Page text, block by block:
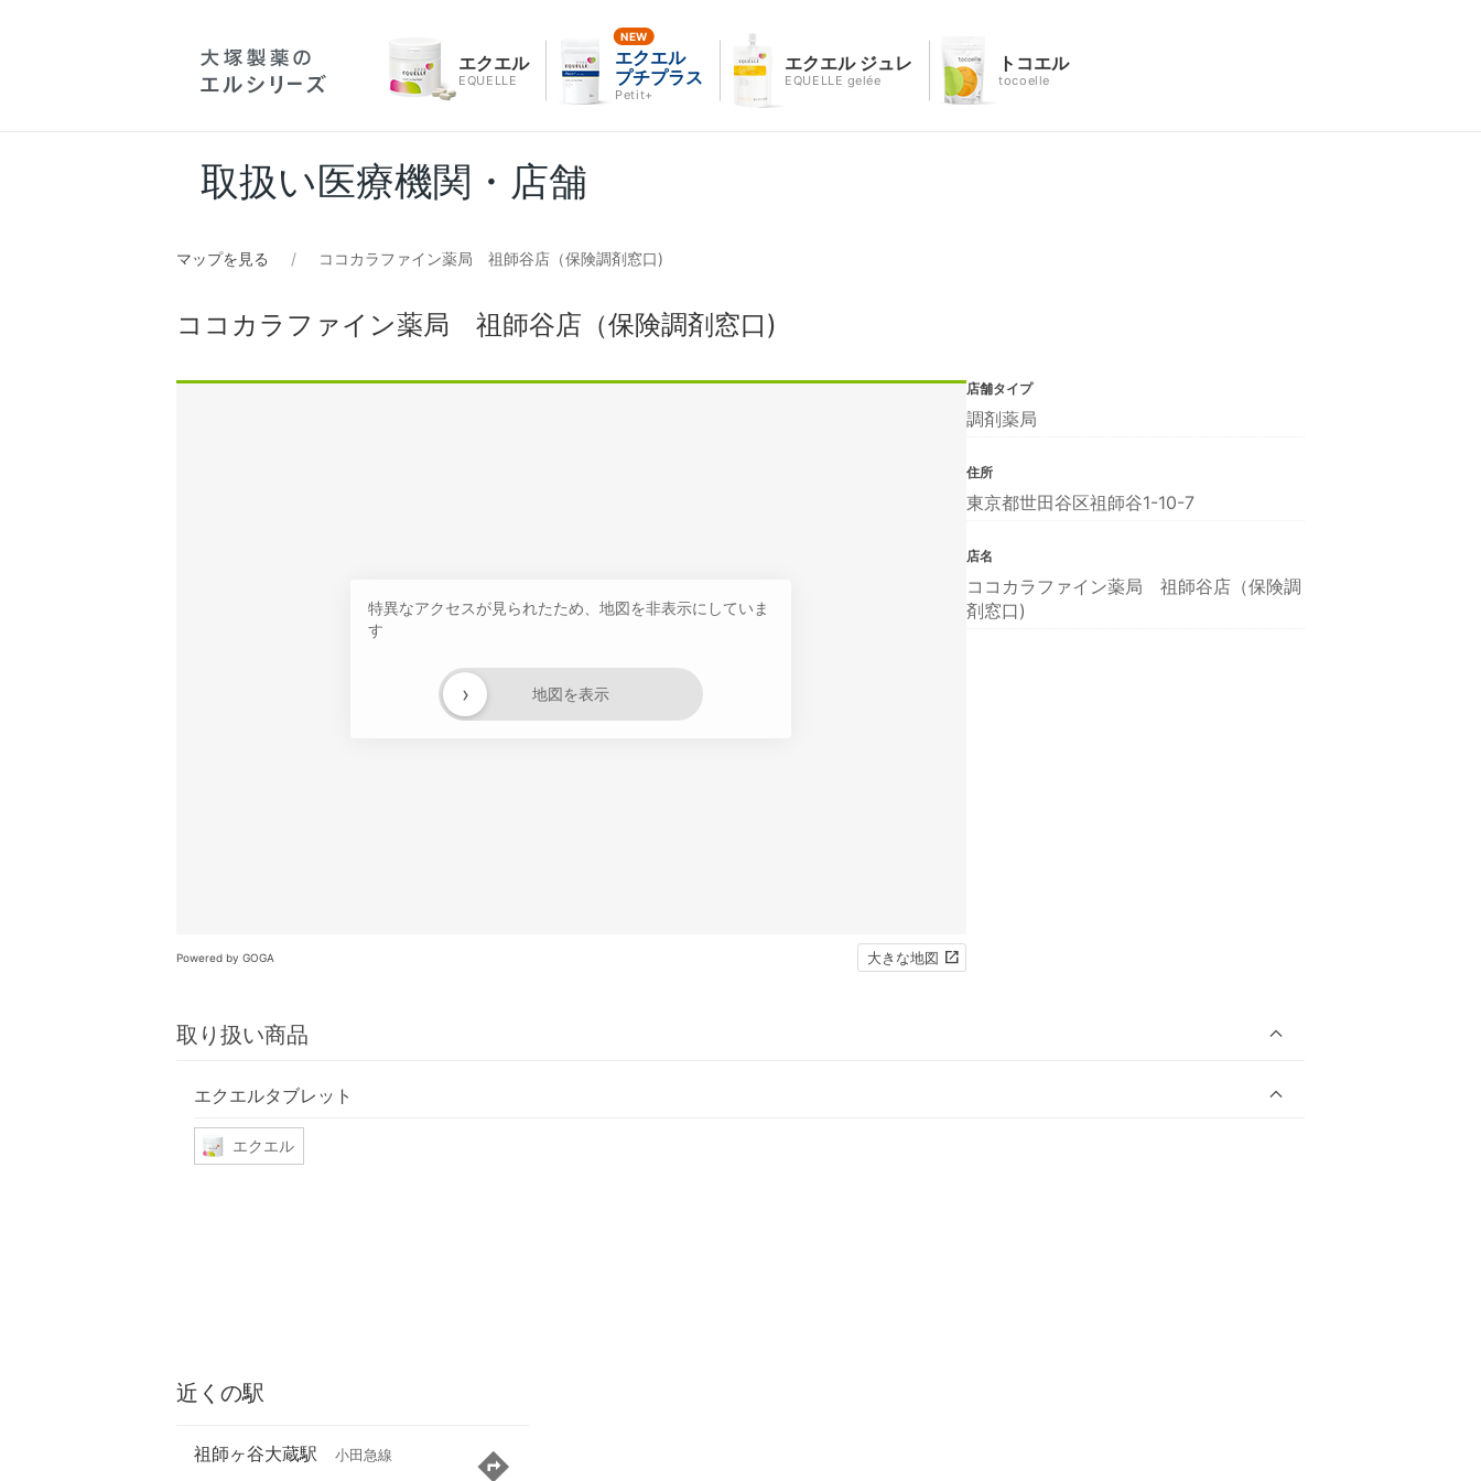
エクエル
EQUELLE
エクエル
プチプラス
Petit+
エクエル ジュレ
EQUELLE gelée
トコエル
tocoelle
取扱い医療機関・店舗
マップを見る ココカラファイン薬局 祖師谷店（保険調剤窓口)
ココカラファイン薬局 祖師谷店（保険調剤窓口)
特異なアクセスが見られたため、地図を非表示にしていま
す
地図を表示
›
Powered by GOGA 大きな地図
取り扱い商品
エクエルタブレット
エクエル
店舗タイプ
調剤薬局
住所
東京都世田谷区祖師谷1-10-7
店名
ココカラファイン薬局 祖師谷店（保険調
剤窓口)
近くの駅
祖師ヶ谷大蔵駅 小田急線